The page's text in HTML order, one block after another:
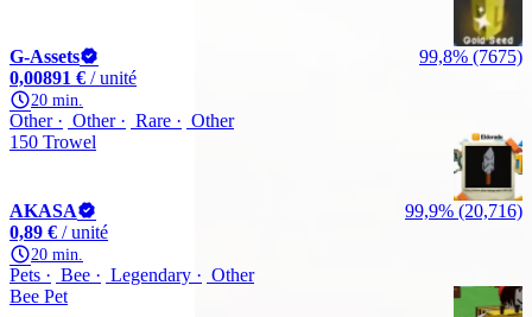
G-Assets
99,8% (7675)
0,00891 € / unité
20 min.
Other Other Rare
Other
150 Trowel
AKASA
99,9% (20,716)
0,89 € / unité
20 min.
Pets Bee Legendary
Other
Bee Pet